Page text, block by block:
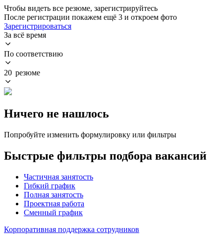
Чтобы видеть все резюме, зарегистрируйтесь
После регистрации покажем ещё 3 и откроем фото
Зарегистрироваться
За всё время
По соответствию
20 резюме
Ничего не нашлось
Попробуйте изменить формулировку или фильтры
Быстрые фильтры подбора вакансий
Частичная занятость
Гибкий график
Полная занятость
Проектная работа
Сменный график
Корпоративная поддержка сотрудников